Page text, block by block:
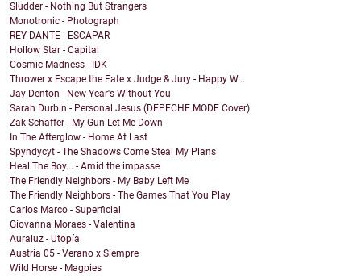
Sludder - Nothing But Strangers
Monotronic - Photograph
REY DANTE - ESCAPAR
Hollow Star - Capital
Cosmic Madness - IDK
Thrower x Escape the Fate x Judge & Jury - Happy W...
Jay Denton - New Year's Without You
Sarah Durbin - Personal Jesus (DEPECHE MODE Cover)
Zak Schaffer - My Gun Let Me Down
In The Afterglow - Home At Last
Spyndycyt - The Shadows Come Steal My Plans
Heal The Boy... - Amid the impasse
The Friendly Neighbors - My Baby Left Me
The Friendly Neighbors - The Games That You Play
Carlos Marco - Superficial
Giovanna Moraes - Valentina
Auraluz - Utopía
Austria 05 - Verano x Siempre
Wild Horse - Magpies